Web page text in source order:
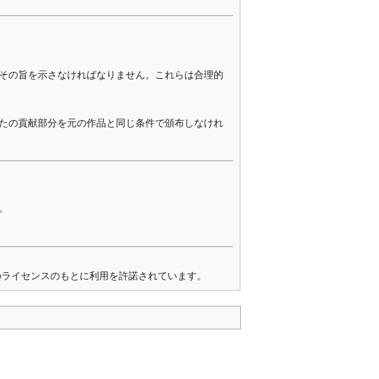
旨を示さなければなりません。これらは合理的
貢献部分を元の作品と同じ条件で頒布しなけれ
イセンスのもとに利用を許諾されています。